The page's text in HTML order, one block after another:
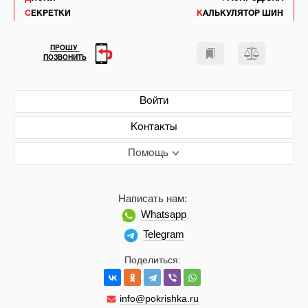
СЕКРЕТКИ
КАЛЬКУЛЯТОР ШИН
Войти
Контакты
Помощь
Поделиться:
info@pokrishka.ru
Написать нам:
Whatsapp
Telegram
ПРОШУ
ПОЗВОНИТЬ